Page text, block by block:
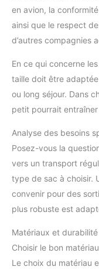
en avion, la
ainsi que le respect
d’autres compagnies
En ce qui concerne
taille doit être
ou long séjour. Dans
petit pourrait
Analyse des besoins
Posez-vous la
vers un transport
type de sac à choisir.
convenir pour des
plus robuste est
Matériaux et
Choisir le bon matériau
Le choix du matériau